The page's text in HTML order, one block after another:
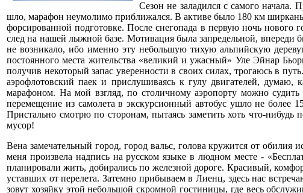
Сезон не заладился с самого
шло, марафон неумолимо приближался. В активе было 180 км
форсированной подготовке. После снегопада в первую ночь
след на нашей лыжной базе. Мотивация была запредельной,
не возникало, ибо именно эту небольшую тихую альпийскую
постоянного места жительства «великий и ужасный» Уле Эйнар
получив некоторый запас уверенности в своих силах, трогаюсь в
аэрофлотовский паек и прислушиваясь к гулу двигателей,
марафоном. На мой взгляд, по столичному аэропорту можно
перемещение из самолета в экскурсионный автобус ушло не
Пристально смотрю по сторонам, пытаясь заметить хоть что-
мусор!
Вена замечательный город, город вальс, голова кружится от обилия
меня произвела надпись на русском языке в людном месте -
планировали жить, добирались по железной дороге. Красивый,
уставших от перелета. Затемно прибываем в Лиенц, здесь нас
зовут хозяйку этой небольшой скромной гостиницы, где весь